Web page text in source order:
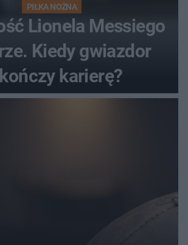
PIŁKA NOŻNA
Lionela Messiego
Kiedy gwiazdor
karierę?